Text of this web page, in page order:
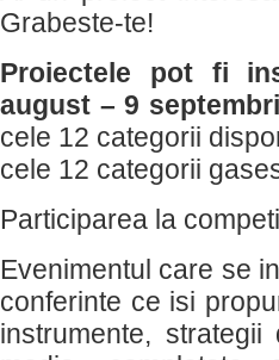
Grabeste-te!
Proiectele pot fi
august – 9
cele 12 categorii
cele 12 categorii
Participarea la
Evenimentul care se
conferinte ce isi
instrumente,